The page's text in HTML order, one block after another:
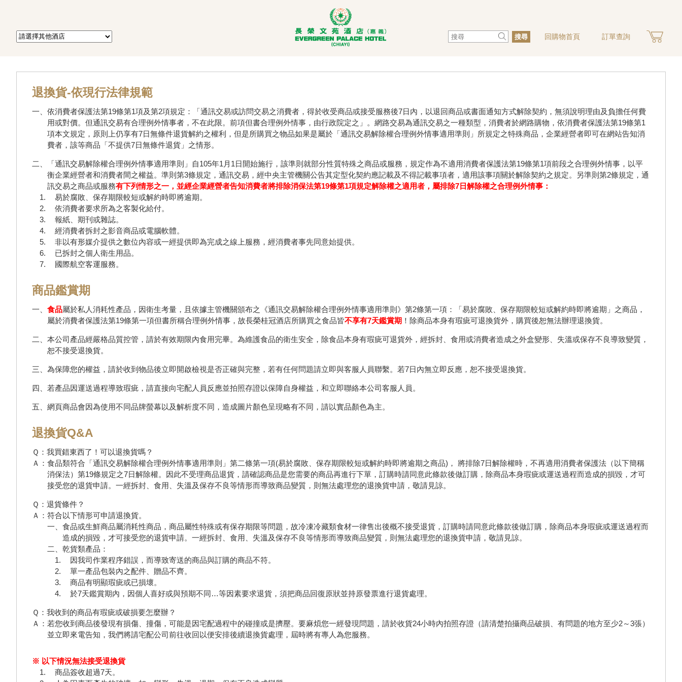
搜尋 回購物首頁 訂單查詢
退換貨-依現行法律規範
一、依消費者保護法第19條第1項及第2項規定：「通訊交易或訪問交易之消費者，得於收受商品或接受服務後7日內，以退回商品或書面通知方式解除契約，無須說明理由及負擔任何費
用或對價。但通訊交易有合理例外情事者，不在此限。前項但書合理例外情事，由行政院定之」。網路交易為通訊交易之一種類型，消費者於網路購物，依消費者保護法第19條第1
項本文規定，原則上仍享有7日無條件退貨解約之權利，但是所購買之物品如果是屬於「通訊交易解除權合理例外情事適用準則」所規定之特殊商品，企業經營者即可在網站告知消
費者，該等商品「不提供7日無條件退貨」之情形。
二、「通訊交易解除權合理例外情事適用準則」自105年1月1日開始施行，該準則就部分性質特殊之商品或服務，規定作為不適用消費者保護法第19條第1項前段之合理例外情事，以平
衡企業經營者和消費者間之權益。準則第3條規定，通訊交易，經中央主管機關公告其定型化契約應記載及不得記載事項者，適用該事項關於解除契約之規定。另準則第2條規定，通
訊交易之商品或服務有下列情形之一，並經企業經營者告知消費者將排除消保法第19條第1項規定解除權之適用者，屬排除7日解除權之合理例外情事：
易於腐敗、保存期限較短或解約時即將逾期。
依消費者要求所為之客製化給付。
報紙、期刊或雜誌。
經消費者拆封之影音商品或電腦軟體。
非以有形媒介提供之數位內容或一經提供即為完成之線上服務，經消費者事先同意始提供。
已拆封之個人衛生用品。
國際航空客運服務。
商品鑑賞期
一、 食品屬於私人消耗性產品，因衛生考量，且依據主管機關頒布之《通訊交易解除權合理例外情事適用準則》第2條第一項：「易於腐敗、保存期限較短或解約時即將逾期」之商品，
屬於消費者保護法第19條第一項但書所稱合理例外情事，故長榮桂冠酒店所購買之食品皆不享有7天鑑賞期 ！除商品本身有瑕疵可退換貨外，購買後恕無法辦理退換貨。
二、本公司產品經嚴格品質控管，請於有效期限內食用完畢。為維護食品的衛生安全，除食品本身有瑕疵可退貨外，經拆封、食用或消費者造成之外盒變形、失溫或保存不良導致變質，
恕不接受退換貨。
三、為保障您的權益，請於收到物品後立即開啟檢視是否正確與完整，若有任何問題請立即與客服人員聯繫。若7日內無立即反應，恕不接受退換貨。
四、若產品因運送過程導致瑕疵，請直接向宅配人員反應並拍照存證以保障自身權益，和立即聯絡本公司客服人員。
五、網頁商品會因為使用不同品牌螢幕以及解析度不同，造成圖片顏色呈現略有不同，請以實品顏色為主。
退換貨Q&A
Ｑ：我買錯東西了！可以退換貨嗎？
Ａ：食品類符合「通訊交易解除權合理例外情事適用準則」第二條第一項(易於腐敗、保存期限較短或解約時即將逾期之商品)， 將排除7日解除權時，不再適用消費者保護法（以下簡稱
消保法）第19條規定之7日解除權。因此不受理商品退貨，請確認商品是您需要的商品再進行下單，訂購時請同意此條款後做訂購，除商品本身瑕疵或運送過程而造成的損毀，才可
接受您的退貨申請。一經拆封、食用、失溫及保存不良等情形而導致商品變質，則無法處理您的退換貨申請，敬請見諒。
Ｑ：退貨條件？
Ａ：符合以下情形可申請退換貨。
一、食品或生鮮商品屬消耗性商品，商品屬性特殊或有保存期限等問題，故冷凍冷藏類食材一律售出後概不接受退貨，訂購時請同意此條款後做訂購，除商品本身瑕疵或運送過程而
造成的損毀，才可接受您的退貨申請。一經拆封、食用、失溫及保存不良等情形而導致商品變質，則無法處理您的退換貨申請，敬請見諒。
二、乾貨類產品：
因我司作業程序錯誤，而導致寄送的商品與訂購的商品不符。
單一產品包裝內之配件、贈品不齊。
商品有明顯瑕疵或已損壞。
於7天鑑賞期內，因個人喜好或與預期不同…等因素要求退貨，須把商品回復原狀並持原發票進行退貨處理。
Ｑ：我收到的商品有瑕疵或破損要怎麼辦？
Ａ：若您收到商品後發現有損傷、撞傷，可能是因宅配過程中的碰撞或是擠壓。要麻煩您一經發現問題，請於收貨24小時內拍照存證（請清楚拍攝商品破損、有問題的地方至少2～3張）
並立即來電告知，我們將請宅配公司前往收回以便安排後續退換貨處理，屆時將有專人為您服務。
※ 以下情況無法接受退換貨
商品簽收超過7天。